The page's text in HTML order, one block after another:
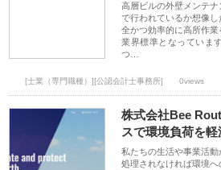
高層ビルの外壁メンテ
で行われているか想像
全かつ効率的に高所作
業界標準となっていま
つ…
[士業（専門職種）][公認会計士事務所] 0views
株式会社Bee
スで環境負荷を
私たちの生活や事業活
処理されなければ環境